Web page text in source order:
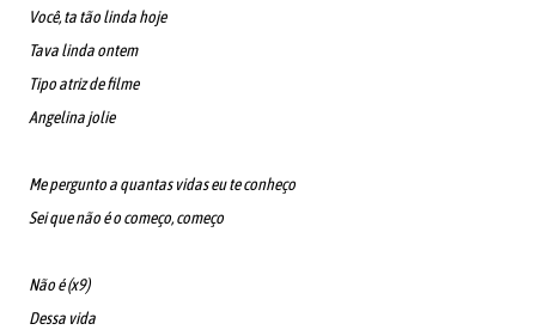
Você, ta tão linda hoje
Tava linda ontem
Tipo atriz de filme
Angelina jolie
Me pergunto a quantas vidas eu te conheço
Sei que não é o começo, começo
Não é (x9)
Dessa vida